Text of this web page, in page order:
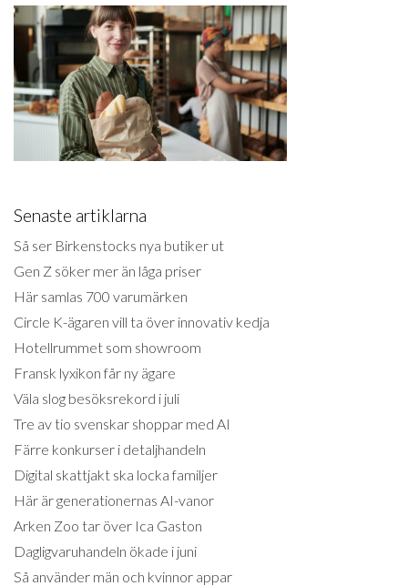
Senaste artiklarna
Så ser Birkenstocks nya butiker ut
Gen Z söker mer än låga priser
Här samlas 700 varumärken
Circle K-ägaren vill ta över innovativ kedja
Hotellrummet som showroom
Fransk lyxikon får ny ägare
Väla slog besöksrekord i juli
Tre av tio svenskar shoppar med AI
Färre konkurser i detaljhandeln
Digital skattjakt ska locka familjer
Här är generationernas AI-vanor
Arken Zoo tar över Ica Gaston
Dagligvaruhandeln ökade i juni
Så använder män och kvinnor appar